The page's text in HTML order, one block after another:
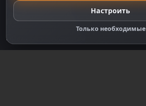
Настройки cookie
Правообладателям
Правила сообщества
Настроить
Только необходимые